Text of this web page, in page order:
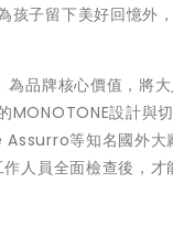
孩子留下美好回憶
品牌核心價值，將
MONOTONE設計與
等知名國外大
人員全面檢查後，